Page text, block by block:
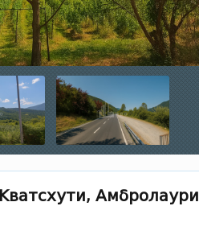
Амбролаури